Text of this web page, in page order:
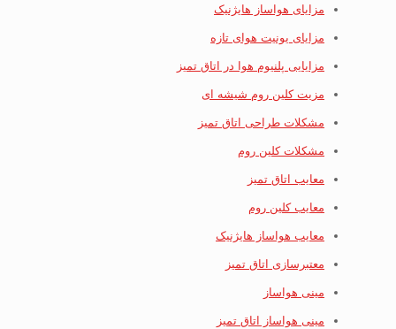
مزایای هواساز هایژنیک
مزایای یونیت هوای تازه
مزایایی پلنیوم هوا در اتاق تمیز
مزیت کلین روم شیشه ای
مشکلات طراحی اتاق تمیز
مشکلات کلین روم
معایب اتاق تمیز
معایب کلین روم
معایب هواساز هایژنیک
معتبرسازی اتاق تمیز
مینی هواساز
مینی هواساز اتاق تمیز